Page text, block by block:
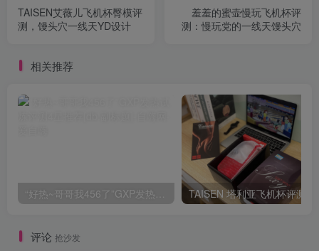
TAISEN艾薇儿飞机杯臀模评
测，馒头穴一线天YD设计
羞羞的蜜壶慢玩飞机杯评
测：慢玩党的一线天馒头穴
相关推荐
评论 抢沙发